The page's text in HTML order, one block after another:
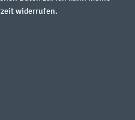
widerrufen.